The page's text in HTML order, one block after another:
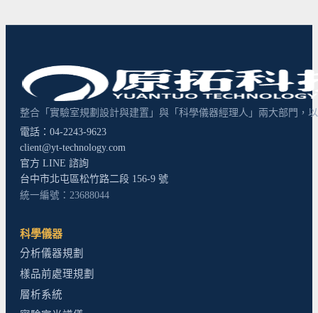
整合「實驗室規劃設計與建置」與「科學儀器經理人」兩大部門，
電話：04-2243-9623
client@yt-technology.com
官方 LINE 諮詢
台中市北屯區松竹路二段 156-9 號
統一編號：23688044
科學儀器
分析儀器規劃
樣品前處理規劃
層析系統